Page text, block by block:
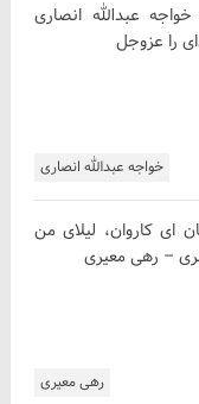
خواجه عبدالله انصاری
عبدالله انصاری
را عزوجل
رهی معیری
ای کاروان، لیلای من
– رهی معیری